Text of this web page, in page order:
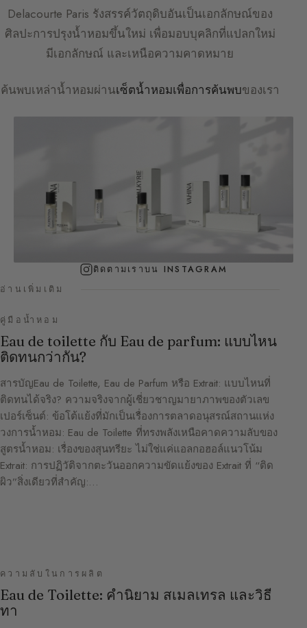
Delacourte Paris รังสรรค์วัตถุดิบอันเป็นเอกลักษณ์ของ
ศิลปะการปรุงน้ำหอมขึ้นใหม่ เพื่อมอบบุคลิกที่แปลกใหม่
มีเอกลักษณ์ และเหนือความคาดหมาย
ค้นพบเหล่าน้ำหอมผ่านเซ็ตน้ำหอมเพื่อการค้นพบของเรา
ติดตามเราบน INSTAGRAM
อ่านเพิ่มเติม
คู่มือน้ำหอม
Eau de toilette กับ Eau de parfum: แบบไหน
ติดทนกว่ากัน?
สารบัญEau de Toilette, Eau de Parfum หรือ Extrait: แบบไหนที่
ติดทนได้จริง? ความจริงจากผู้เชี่ยวชาญมายาภาพของตัวเลข
เปอร์เซ็นต์: ข้อโต้แย้งที่มักเป็นเรื่องการตลาดอนุสรณ์สถานแห่ง
วงการน้ำหอม: Eau de Toilette ที่ทรงพลังเหนือคาดความลับของ
สูตรน้ำหอม: เรื่องของสุนทรียะ ไม่ใช่แค่แอลกอฮอล์แนวโน้ม
Extrait: การปฏิวัติจากตะวันออกความขัดแย้งของ Extrait ที่ “ติด
ผิว”สิ่งเดียวที่สำคัญ:…
ความลับในการผลิต
Eau de Toilette: คำนิยาม สเมลเทรล และวิธี
ทา